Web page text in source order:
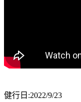
健行日:2022/9/23